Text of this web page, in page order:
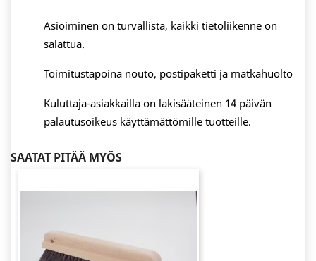
Asioiminen on turvallista, kaikki tietoliikenne on
salattua.
Toimitustapoina nouto, postipaketti ja matkahuolto
Kuluttaja-asiakkailla on lakisääteinen 14 päivän
palautusoikeus käyttämättömille tuotteille.
SAATAT PITÄÄ MYÖS